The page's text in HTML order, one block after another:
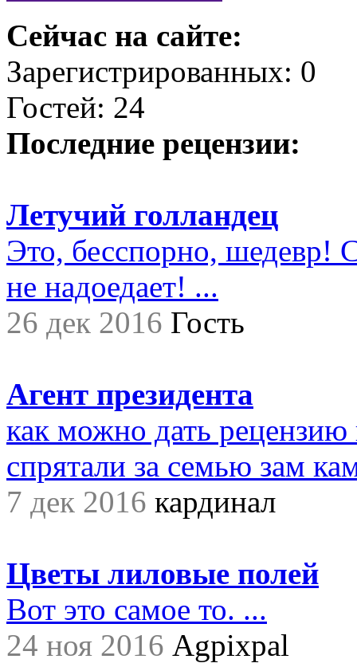
Сейчас на сайте:
Зарегистрированных: 0
Гостей: 24
Последние рецензии:
Летучий голландец
Это, бесспорно, шедевр!
не надоедает! ...
26 дек 2016 Гость
Агент президента
как можно дать
спрятали за семью зам
7 дек 2016 кардинал
Цветы лиловые полей
Вот это самое то. ...
24 ноя 2016 Agpixpal